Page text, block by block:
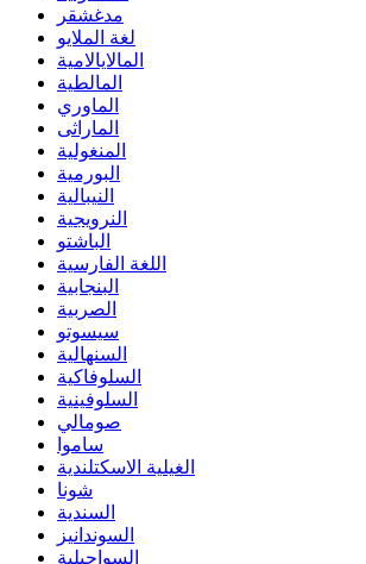
مدغشقر
لغة الملايو
المالايالامية
المالطية
الماوري
الماراثى
المنغولية
البورمية
النيبالية
النرويجية
الباشتو
اللغة الفارسية
البنجابية
الصربية
سيسوتو
السنهالية
السلوفاكية
السلوفينية
صومالي
ساموا
الغيلية الاسكتلندية
شونا
السندية
السوندانيز
السواحيلية